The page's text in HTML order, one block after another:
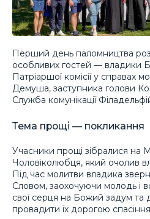
Перший день паломництва
особливих гостей — владики
Патріаршої комісії у справах
Демуша, заступника голови
Служба комунікації
Тема прощі — покликання
Учасники прощі зібралися на
Чоловіколюбця, який очолив
Під час молитви владика
Словом, заохочуючи молодь і
свої серця на Божий задум та
провадити їх дорогою